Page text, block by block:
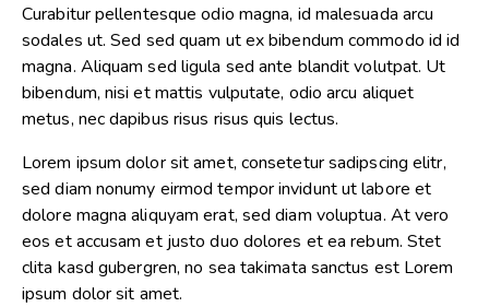
Curabitur pellentesque odio magna, id malesuada arcu
sodales ut. Sed sed quam ut ex bibendum commodo id id
magna. Aliquam sed ligula sed ante blandit volutpat. Ut
bibendum, nisi et mattis vulputate, odio arcu aliquet
metus, nec dapibus risus risus quis lectus.
Lorem ipsum dolor sit amet, consetetur sadipscing elitr,
sed diam nonumy eirmod tempor invidunt ut labore et
dolore magna aliquyam erat, sed diam voluptua. At vero
eos et accusam et justo duo dolores et ea rebum. Stet
clita kasd gubergren, no sea takimata sanctus est Lorem
ipsum dolor sit amet.